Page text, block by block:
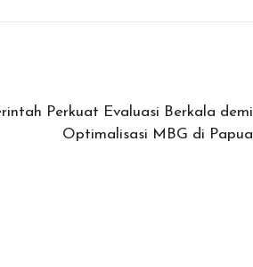
Perkuat Evaluasi Berkala demi
Optimalisasi MBG di Papua